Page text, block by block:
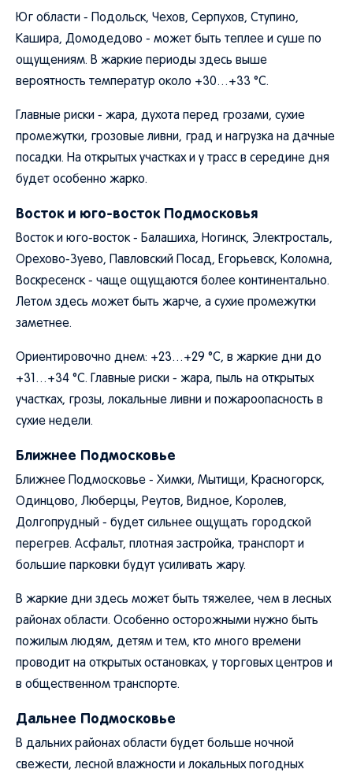
Юг области - Подольск, Чехов, Серпухов, Ступино,
Кашира, Домодедово - может быть теплее и суше по
ощущениям. В жаркие периоды здесь выше
вероятность температур около +30…+33 °C.
Главные риски - жара, духота перед грозами, сухие
промежутки, грозовые ливни, град и нагрузка на дачные
посадки. На открытых участках и у трасс в середине дня
будет особенно жарко.
Восток и юго-восток Подмосковья
Восток и юго-восток - Балашиха, Ногинск, Электросталь,
Орехово-Зуево, Павловский Посад, Егорьевск, Коломна,
Воскресенск - чаще ощущаются более континентально.
Летом здесь может быть жарче, а сухие промежутки
заметнее.
Ориентировочно днем: +23…+29 °C, в жаркие дни до
+31…+34 °C. Главные риски - жара, пыль на открытых
участках, грозы, локальные ливни и пожароопасность в
сухие недели.
Ближнее Подмосковье
Ближнее Подмосковье - Химки, Мытищи, Красногорск,
Одинцово, Люберцы, Реутов, Видное, Королев,
Долгопрудный - будет сильнее ощущать городской
перегрев. Асфальт, плотная застройка, транспорт и
большие парковки будут усиливать жару.
В жаркие дни здесь может быть тяжелее, чем в лесных
районах области. Особенно осторожными нужно быть
пожилым людям, детям и тем, кто много времени
проводит на открытых остановках, у торговых центров и
в общественном транспорте.
Дальнее Подмосковье
В дальних районах области будет больше ночной
свежести, лесной влажности и локальных погодных